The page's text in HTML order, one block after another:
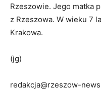
Rzeszowie. Jego matka
z Rzeszowa. W wieku 7
Krakowa.
(jg)
redakcja@rzeszow-